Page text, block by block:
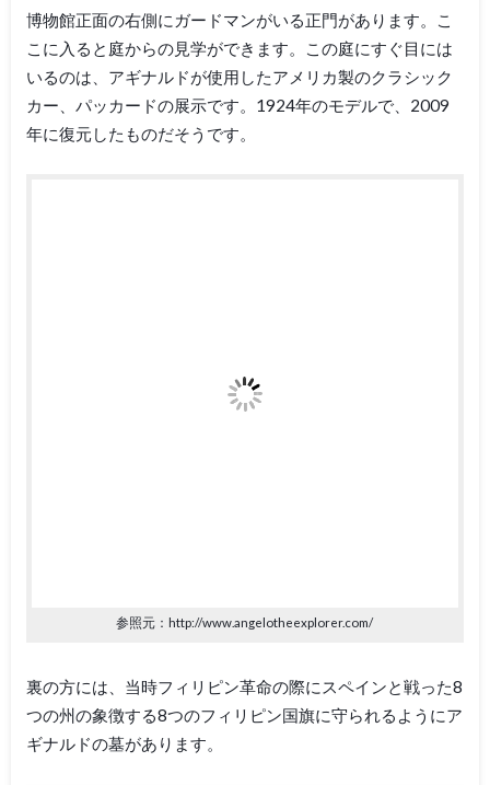
博物館正面の右側にガードマンがいる正門があります。こ
こに入ると庭からの見学ができます。この庭にすぐ目には
いるのは、アギナルドが使用したアメリカ製のクラシック
カー、パッカードの展示です。1924年のモデルで、2009
年に復元したものだそうです。
参照元：http://www.angelotheexplorer.com/
裏の方には、当時フィリピン革命の際にスペインと戦った8
つの州の象徴する8つのフィリピン国旗に守られるようにア
ギナルドの墓があります。